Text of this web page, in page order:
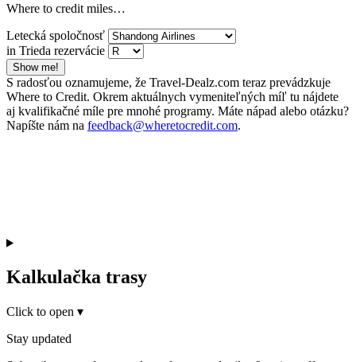
Where to credit miles…
Letecká spoločnosť
in Trieda rezervácie
Show me!
S radosťou oznamujeme, že Travel-Dealz.com teraz prevádzkuje
Where to Credit. Okrem aktuálnych vymeniteľných míľ tu nájdete
aj kvalifikačné míle pre mnohé programy. Máte nápad alebo otázku?
Napíšte nám na feedback@wheretocredit.com.
Kalkulačka trasy
Click to open ▾
Stay updated